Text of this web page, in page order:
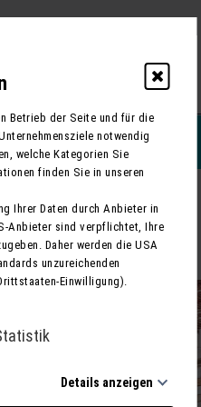
und Veroneser
Betrieb der Seite und für die
notwendig
welche Kategorien Sie
finden Sie in unseren
Ihrer Daten durch Anbieter in
Anbieter sind verpflichtet, Ihre
Daher werden die USA
unzureichenden
Einwilligung).
Details anzeigen